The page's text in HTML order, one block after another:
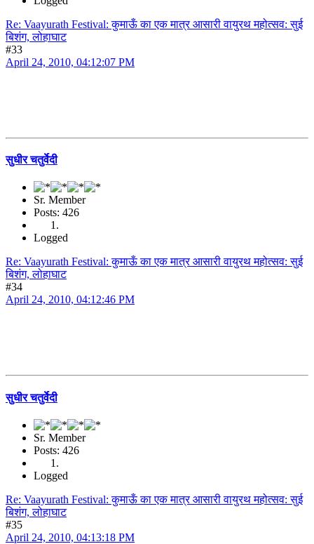
Re: Vaayurath Festival: कुमाऊँ का एक मात्र आसारी वायुरथ महोत्सव: सुई
बिशंग, लोहाघाट
#33
April 24, 2010, 04:12:07 PM
सुधीर चतुर्वेदी
Sr. Member
Posts: 426
Logged
Re: Vaayurath Festival: कुमाऊँ का एक मात्र आसारी वायुरथ महोत्सव: सुई
बिशंग, लोहाघाट
#34
April 24, 2010, 04:12:46 PM
सुधीर चतुर्वेदी
Sr. Member
Posts: 426
Logged
Re: Vaayurath Festival: कुमाऊँ का एक मात्र आसारी वायुरथ महोत्सव: सुई
बिशंग, लोहाघाट
#35
April 24, 2010, 04:13:18 PM